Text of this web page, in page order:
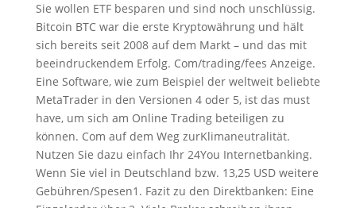
Sie wollen ETF besparen und sind noch unschlüssig.
Bitcoin BTC war die erste Kryptowährung und hält
sich bereits seit 2008 auf dem Markt – und das mit
beeindruckendem Erfolg. Com/trading/fees Anzeige.
Eine Software, wie zum Beispiel der weltweit beliebte
MetaTrader in den Versionen 4 oder 5, ist das must
have, um sich am Online Trading beteiligen zu
können. Com auf dem Weg zurKlimaneutralität.
Nutzen Sie dazu einfach Ihr 24You Internetbanking.
Wenn Sie viel in Deutschland bzw. 13,25 USD weitere
Gebühren/Spesen1. Fazit zu den Direktbanken: Eine